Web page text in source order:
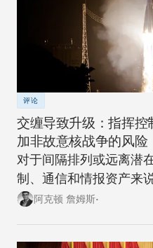
评论
交缠导致升级：指挥
加非故意核战争的风险
对于间隔排列或远离潜
制、通信和情报资产来
来越大。
阿克顿 詹姆斯•